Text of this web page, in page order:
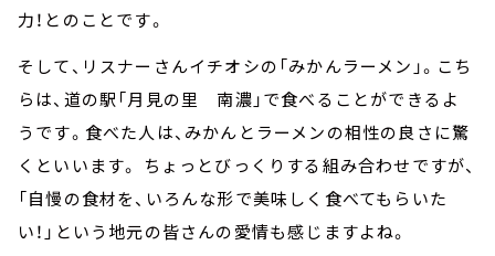
力！とのことです。
そして、リスナーさんイチオシの「みかんラーメン」。こち
らは、道の駅「月見の里 南濃」で食べることができるよ
うです。食べた人は、みかんとラーメンの相性の良さに驚
くといいます。 ちょっとびっくりする組み合わせですが、
「自慢の食材を、いろんな形で美味しく食べてもらいた
い！」という地元の皆さんの愛情も感じますよね。